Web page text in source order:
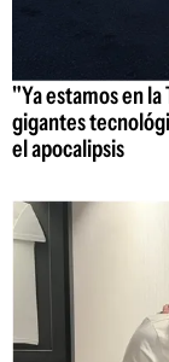
"Ya estamos en
gigantes
el apocalipsis